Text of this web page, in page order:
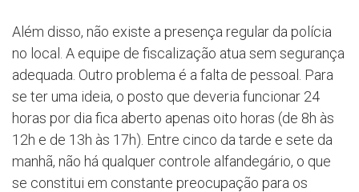
Além disso, não existe a presença regular da polícia
no local. A equipe de fiscalização atua sem segurança
adequada. Outro problema é a falta de pessoal. Para
se ter uma ideia, o posto que deveria funcionar 24
horas por dia fica aberto apenas oito horas (de 8h às
12h e de 13h às 17h). Entre cinco da tarde e sete da
manhã, não há qualquer controle alfandegário, o que
se constitui em constante preocupação para os